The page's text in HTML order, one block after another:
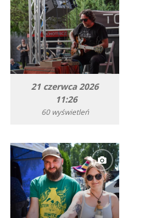
21 czerwca 2026
11:26
60 wyświetleń